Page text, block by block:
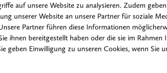
auf unsere Website zu analysieren. Zudem
unserer Website an unsere Partner für soziale
Partner führen diese Informationen
ihnen bereitgestellt haben oder die sie im Rahmen
geben Einwilligung zu unseren Cookies, wenn Sie